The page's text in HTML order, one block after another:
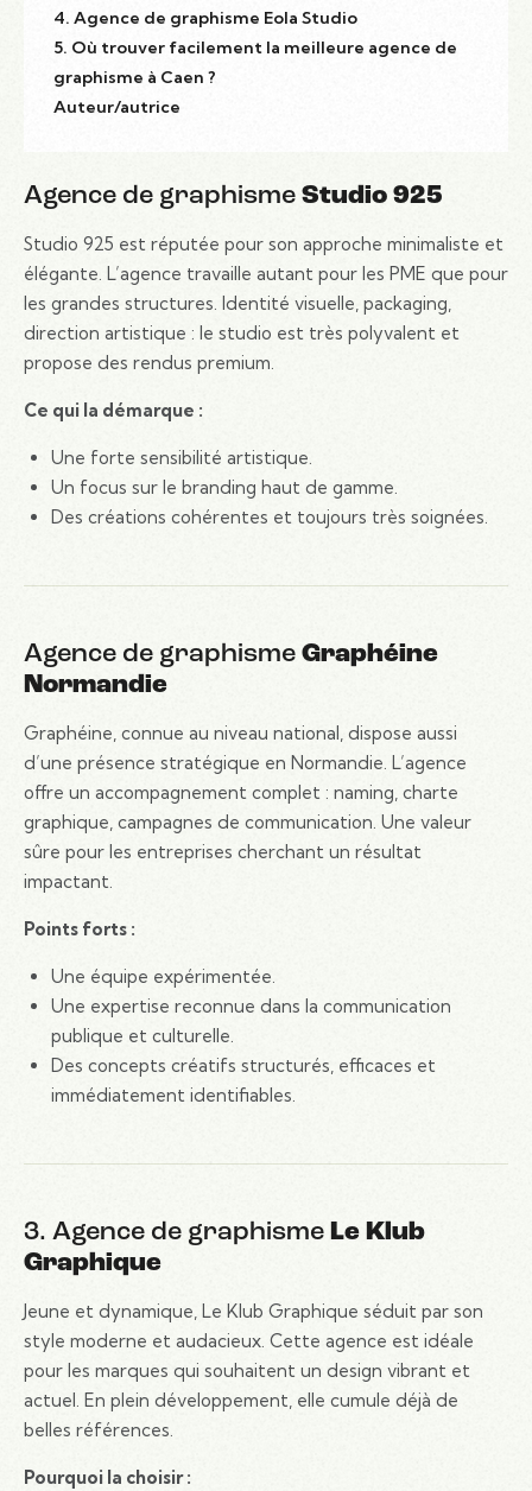
4. Agence de graphisme Eola Studio
5. Où trouver facilement la meilleure agence de
graphisme à Caen ?
Auteur/autrice
Agence de graphisme Studio 925
Studio 925 est réputée pour son approche minimaliste et
élégante. L’agence travaille autant pour les PME que pour
les grandes structures. Identité visuelle, packaging,
direction artistique : le studio est très polyvalent et
propose des rendus premium.
Ce qui la démarque :
Une forte sensibilité artistique.
Un focus sur le branding haut de gamme.
Des créations cohérentes et toujours très soignées.
Agence de graphisme Graphéine
Normandie
Graphéine, connue au niveau national, dispose aussi
d’une présence stratégique en Normandie. L’agence
offre un accompagnement complet : naming, charte
graphique, campagnes de communication. Une valeur
sûre pour les entreprises cherchant un résultat
impactant.
Points forts :
Une équipe expérimentée.
Une expertise reconnue dans la communication
publique et culturelle.
Des concepts créatifs structurés, efficaces et
immédiatement identifiables.
3. Agence de graphisme Le Klub
Graphique
Jeune et dynamique, Le Klub Graphique séduit par son
style moderne et audacieux. Cette agence est idéale
pour les marques qui souhaitent un design vibrant et
actuel. En plein développement, elle cumule déjà de
belles références.
Pourquoi la choisir :